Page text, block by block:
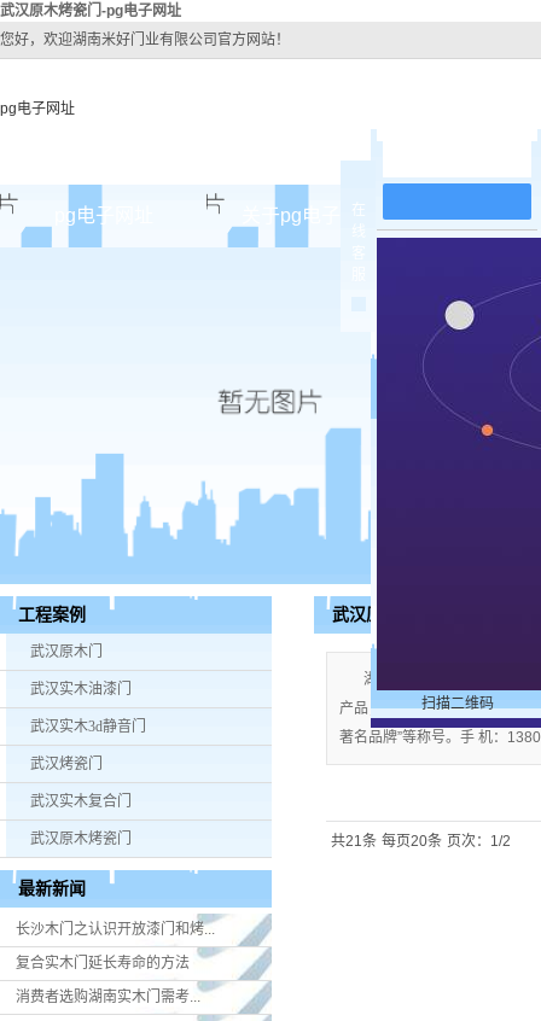
武汉原木烤瓷门-pg电子网址
您好，欢迎湖南米好门业有限公司官方网站！
pg电子网址
pg电子网址 关于pg电子网址
公司团队
pg电子网址
武汉实木
武汉实木
武汉烤
武汉实木
工程案例
武汉原木门
武汉实木油漆门
武汉实木3d静音门
武汉烤瓷门
武汉实木复合门
武汉原木烤瓷门
最新新闻
长沙木门之认识开放漆门和烤...
复合实木门延长寿命的方法
消费者选购湖南实木门​需考...
武汉原木烤瓷门
湖南米好门业有限公司公
产品；企业视产品质量为生命
著名品牌”等称号。手 机：
共21条 每页20条 页次：1/2
在
扫描二维码